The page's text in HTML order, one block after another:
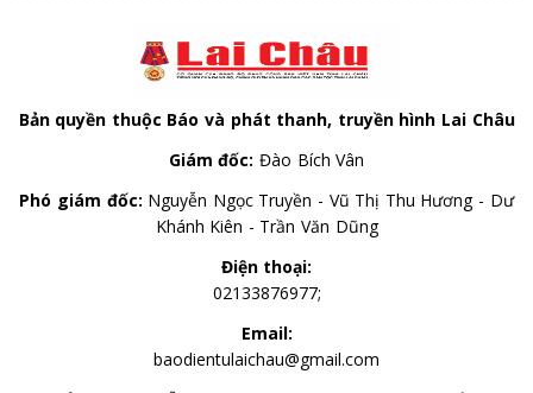
Bản quyền thuộc Báo và phát thanh, truyền hình Lai Châu
Giám đốc: Đào Bích Vân
Phó giám đốc: Nguyễn Ngọc Truyền - Vũ Thị Thu Hương - Dư
Khánh Kiên - Trần Văn Dũng
Điện thoại:
02133876977;
Email:
baodientulaichau@gmail.com